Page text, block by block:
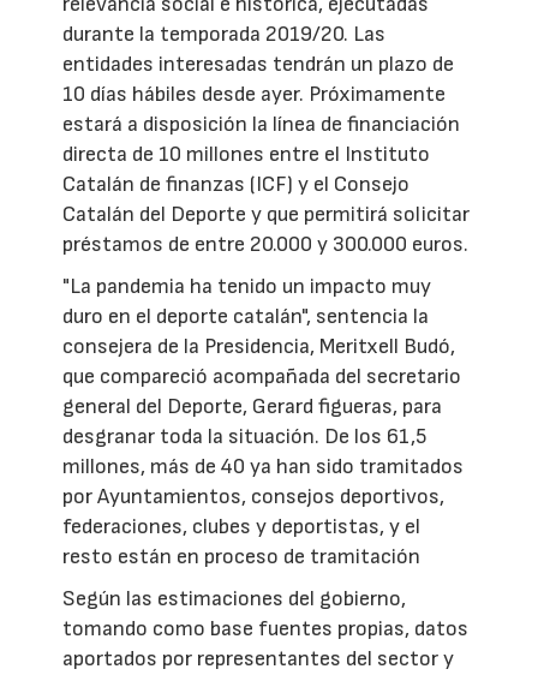
durante la temporada 2019/20. Las
entidades interesadas tendrán un plazo de
10 días hábiles desde ayer. Próximamente
estará a disposición la línea de financiación
directa de 10 millones entre el Instituto
Catalán de finanzas (ICF) y el Consejo
Catalán del Deporte y que permitirá solicitar
préstamos de entre 20.000 y 300.000 euros.
"La pandemia ha tenido un impacto muy
duro en el deporte catalán", sentencia la
consejera de la Presidencia, Meritxell Budó,
que compareció acompañada del secretario
general del Deporte, Gerard figueras, para
desgranar toda la situación. De los 61,5
millones, más de 40 ya han sido tramitados
por Ayuntamientos, consejos deportivos,
federaciones, clubes y deportistas, y el
resto están en proceso de tramitación
Según las estimaciones del gobierno,
tomando como base fuentes propias, datos
aportados por representantes del sector y